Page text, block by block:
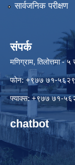
सार्वजनिक परीक्षण
संपर्क
मणिग्राम, तिलोत्तमा - ५
फोन: +९७७ ७१-
फ्याक्स: +९७७ ७१-
chatbot